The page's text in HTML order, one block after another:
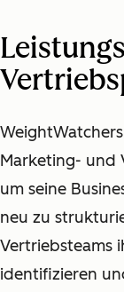
Marketing- und
um seine
neu zu
Vertriebsteams
identifizieren